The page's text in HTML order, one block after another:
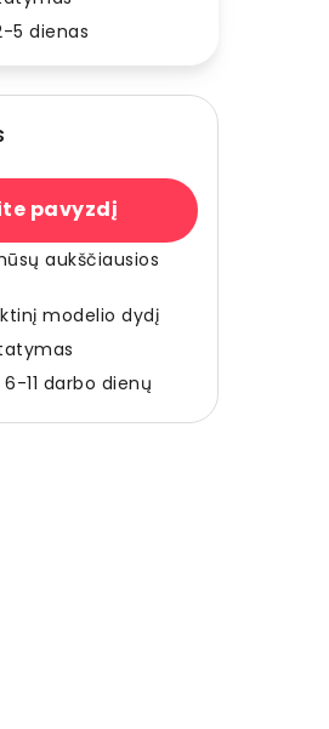
5 dienas
pavyzdį
aukščiausios
modelio dydį
11 darbo dienų